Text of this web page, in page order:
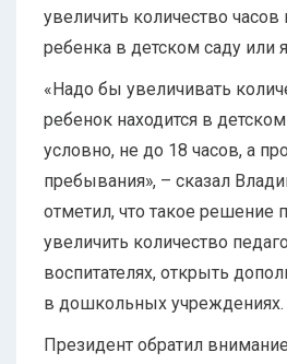
увеличить количество
ребенка в детском саду или
«Надо бы увеличивать
ребенок находится в
условно, не до 18 часов, а
пребывания», – сказал
отметил, что такое решение
увеличить количество
воспитателях, открыть
в дошкольных учреждениях.
Президент обратил